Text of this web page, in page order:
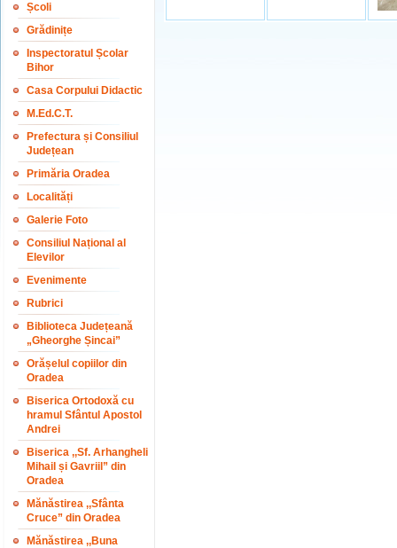
Școli
Grădinițe
Inspectoratul Școlar
Bihor
Casa Corpului Didactic
M.Ed.C.T.
Prefectura și Consiliul
Județean
Primăria Oradea
Localități
Galerie Foto
Consiliul Național al
Elevilor
Evenimente
Rubrici
Biblioteca Județeană
„Gheorghe Șincai”
Orășelul copiilor din
Oradea
Biserica Ortodoxă cu
hramul Sfântul Apostol
Andrei
Biserica ,,Sf. Arhangheli
Mihail și Gavriil” din
Oradea
Mănăstirea ,,Sfânta
Cruce” din Oradea
Mănăstirea ,,Buna